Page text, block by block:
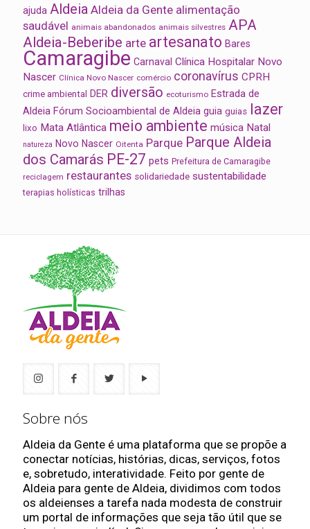
ajuda Aldeia Aldeia da Gente alimentação
saudável animais abandonados animais silvestres APA
Aldeia-Beberibe arte artesanato Bares
Camaragibe Carnaval Clínica Hospitalar Novo
Nascer Clínica Novo Nascer comércio coronavírus CPRH
crime ambiental DER diversão ecoturismo Estrada de
Aldeia Fórum Socioambiental de Aldeia guia guias lazer
lixo Mata Atlântica meio ambiente música Natal
natureza Novo Nascer Oitenta Parque Parque Aldeia
dos Camarás PE-27 pets Prefeitura de Camaragibe
reciclagem restaurantes solidariedade sustentabilidade
terapias holísticas trilhas
Sobre nós
Aldeia da Gente é uma plataforma que se propõe a
conectar notícias, histórias, dicas, serviços, fotos
e, sobretudo, interatividade. Feito por gente de
Aldeia para gente de Aldeia, dividimos com todos
os aldeienses a tarefa nada modesta de construir
um portal de informações que seja tão útil que se